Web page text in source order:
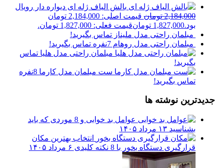
بالش الیاف ژله ای دیواره دار رویال
2,184,000 تومان
قیمت اصلی: 2,184,000 تومان
بود.1,827,000 تومانقیمت فعلی: 1,827,000 تومان.
مبلمان راحتی مدل ملیناز تماس بگیرید!
مبلمان راحتی مدل روهام 7نفره
تماس بگیرید!
مبلمان راحتی مدل هلیا تماس
بگیرید!
ست مبلمان مدل کارما 8نفره
تماس بگیرید!
جدیدترین نوشته ها
عوامل بد خوابی و 8 موردی که باید
بشناسید ۱۳ مرداد ۱۴۰۵
انتخاب بهترین مکان
قرارگیری دستگاه بخور با 8 نکته کلیدی
۶ مرداد ۱۴۰۵